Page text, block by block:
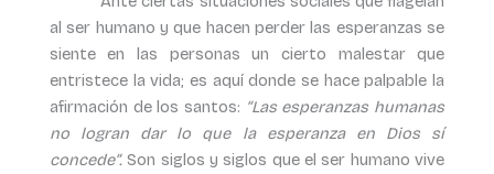
al ser humano y que hacen perder las esperanzas se
siente en las personas un cierto malestar que
entristece la vida; es aquí donde se hace palpable la
afirmación de los santos: “Las esperanzas humanas
no logran dar lo que la esperanza en Dios sí
concede”.Son siglos y siglos que el ser humano vive